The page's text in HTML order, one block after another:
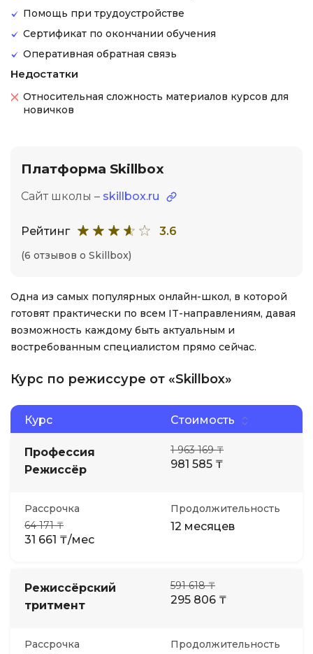
Помощь при трудоустройстве
Сертификат по окончании обучения
Оперативная обратная связь
Недостатки
Относительная сложность материалов курсов для
новичков
Платформа Skillbox
Сайт школы – skillbox.ru
Рейтинг 3.6
(6 отзывов о Skillbox)
Одна из самых популярных онлайн-школ, в которой
готовят практически по всем IT-направлениям, давая
возможность каждому быть актуальным и
востребованным специалистом прямо сейчас.
Курс по режиссуре от «Skillbox»
Курс Стоимость
Профессия
Режиссёр
1 963 169 ₸
981 585 ₸
Рассрочка
64 171 ₸
31 661 ₸/мес
Продолжительность
12 месяцев
Режиссёрский
тритмент
591 618 ₸
295 806 ₸
Рассрочка
Продолжительность